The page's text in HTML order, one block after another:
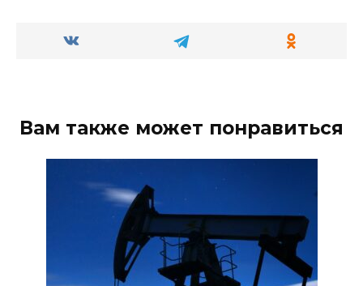
Вам также может понравиться